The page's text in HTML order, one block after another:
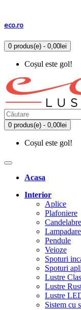
eco.ro
0 produs(e) - 0,00lei
Coșul este gol!
0 produs(e) - 0,00lei
Coșul este gol!
Acasa
Interior
Aplice
Plafoniere
Candelabre
Lampadare
Pendule
Veioze
Spoturi
Spoturi
Lustre
Lustre
Lustre
Sistem cu